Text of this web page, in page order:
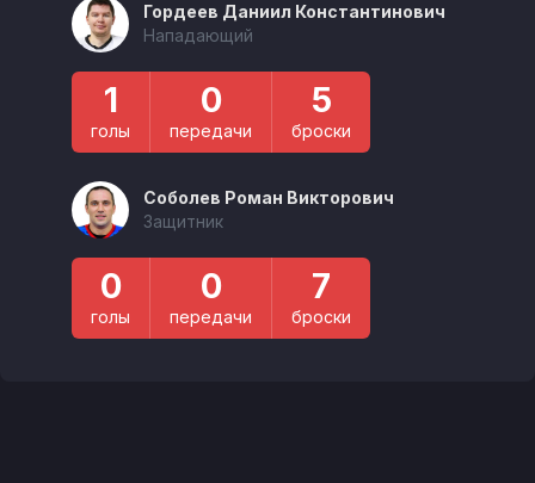
Гордеев Даниил Константинович
Нападающий
1
голы
0
передачи
5
броски
Соболев Роман Викторович
Защитник
0
голы
0
передачи
7
броски